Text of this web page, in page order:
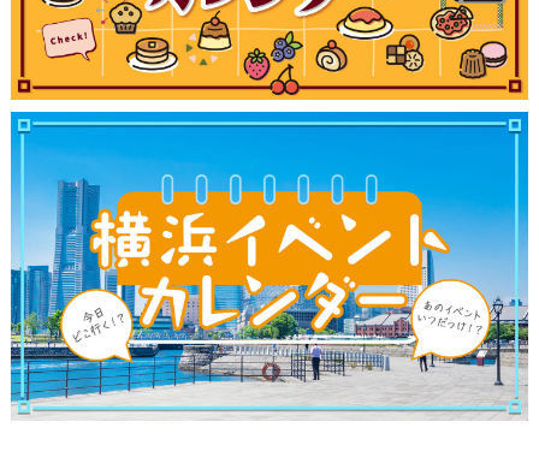
観光ガイド
ランキング
ブログ記事
サイトについて